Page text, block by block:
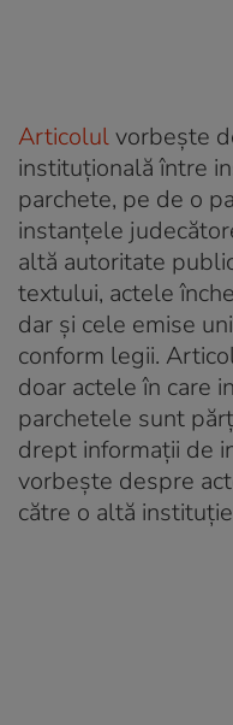
Articolulvorbeşte
instituţională între
parchete, pe de o
instanţele
altă autoritate
textului, actele
dar şi cele emise
conform legii.
doar actele în care
parchetele sunt
drept informaţii de
vorbeşte despre
către o altă